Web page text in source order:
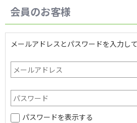
会員のお客様
メールアドレスとパスワードを入力し
パスワードを表示する